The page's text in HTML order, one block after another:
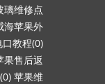
璃维修点
海苹果外
教程(0)
果售后返
苹果维